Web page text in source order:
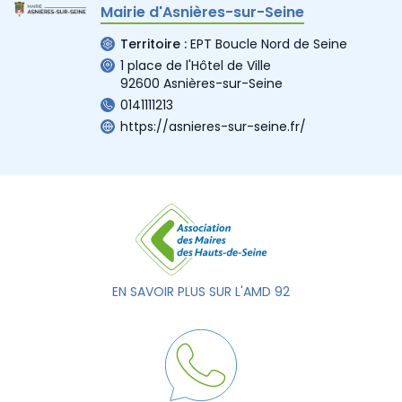
Mairie d'Asnières-sur-Seine
Territoire : EPT Boucle Nord de Seine
1 place de l'Hôtel de Ville
92600 Asnières-sur-Seine
0141111213
https://asnieres-sur-seine.fr/
EN SAVOIR PLUS SUR L'AMD 92